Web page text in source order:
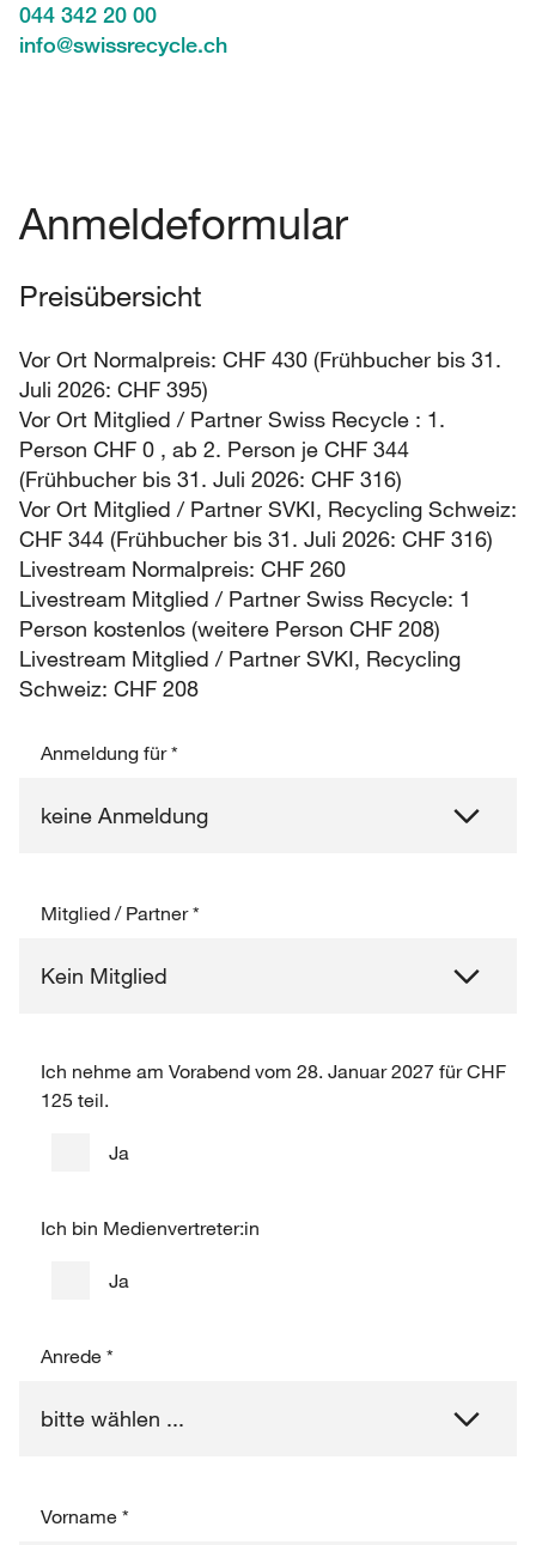
044 342 20 00
info@swissrecycle.ch
Anmeldeformular
Preisübersicht
Vor Ort Normalpreis: CHF 430 (Frühbucher bis 31.
Juli 2026: CHF 395)
Vor Ort Mitglied / Partner Swiss Recycle : 1.
Person CHF 0 , ab 2. Person je CHF 344
(Frühbucher bis 31. Juli 2026: CHF 316)
Vor Ort Mitglied / Partner SVKI, Recycling Schweiz:
CHF 344 (Frühbucher bis 31. Juli 2026: CHF 316)
Livestream Normalpreis: CHF 260
Livestream Mitglied / Partner Swiss Recycle: 1
Person kostenlos (weitere Person CHF 208)
Livestream Mitglied / Partner SVKI, Recycling
Schweiz: CHF 208
Anmeldung für*
Mitglied / Partner*
Ich nehme am Vorabend vom 28. Januar 2027 für CHF
125 teil.
Ja
Ich bin Medienvertreter:in
Ja
Anrede *
Vorname *